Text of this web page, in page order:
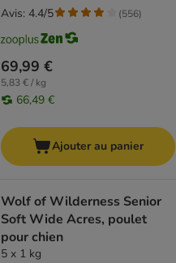
69,99 €
5,83 € / kg
66,49 €
Avis: 4.4/5 (556)
Ajouter au panier
Wolf of Wilderness Senior
Soft Wide Acres, poulet
pour chien
5 x 1 kg